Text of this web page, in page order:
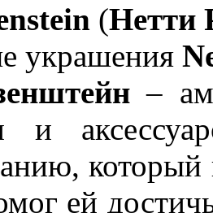
(Нетти
украшения
–
и
который
ей